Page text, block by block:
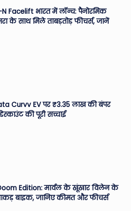
Facelift भारत में लॉन्च: पैनोरमिक
के साथ मिले ताबड़तोड़ फीचर्स, जानें
Curvv EV पर ₹3.35 लाख की बंपर
की पूरी सच्चाई
Edition: मार्वल के खूंखार विलेन के
बाइक, जानिए कीमत और फीचर्स